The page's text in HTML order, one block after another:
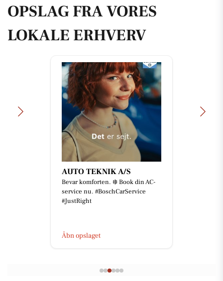
OPSLAG FRA VORES
LOKALE ERHVERV
AUTO TEKNIK A/S
Bevar komforten. ❄️ Book din AC-
service nu. #BoschCarService
#JustRight
Åbn opslaget